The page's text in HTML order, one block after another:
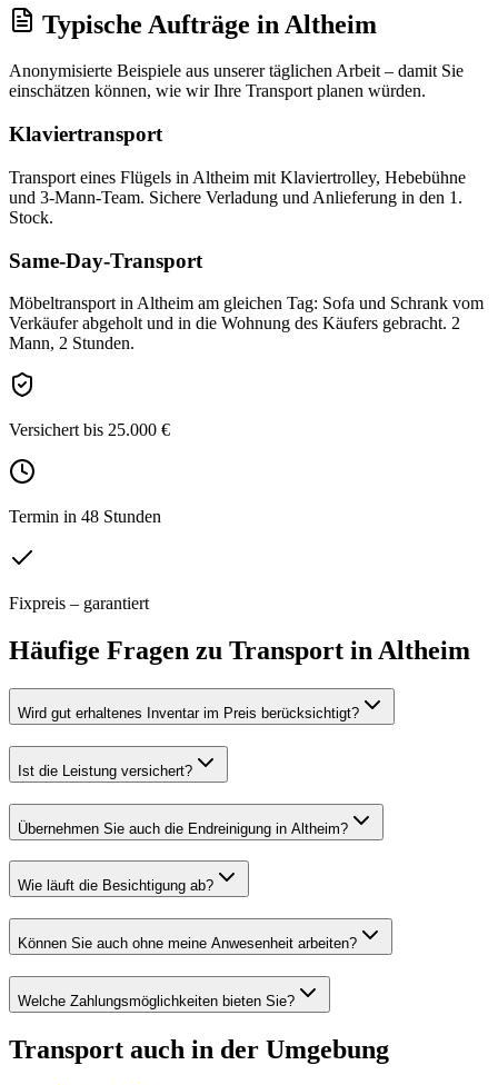
Typische Aufträge in Altheim
Anonymisierte Beispiele aus unserer täglichen Arbeit – damit Sie
einschätzen können, wie wir Ihre Transportplanen würden.
Klaviertransport
Transport eines Flügels in Altheim mit Klaviertrolley, Hebebühne
und 3-Mann-Team. Sichere Verladung und Anlieferung in den 1.
Stock.
Same-Day-Transport
Möbeltransport in Altheim am gleichen Tag: Sofa und Schrank vom
Verkäufer abgeholt und in die Wohnung des Käufers gebracht. 2
Mann, 2 Stunden.
Versichert bis 25.000 €
Termin in 48 Stunden
Fixpreis – garantiert
Häufige Fragen zu Transport inAltheim
Wird gut erhaltenes Inventar im Preis berücksichtigt?
Ist die Leistung versichert?
Übernehmen Sie auch die Endreinigung in Altheim?
Wie läuft die Besichtigung ab?
Können Sie auch ohne meine Anwesenheit arbeiten?
Welche Zahlungsmöglichkeiten bieten Sie?
Transport auch in der Umgebung